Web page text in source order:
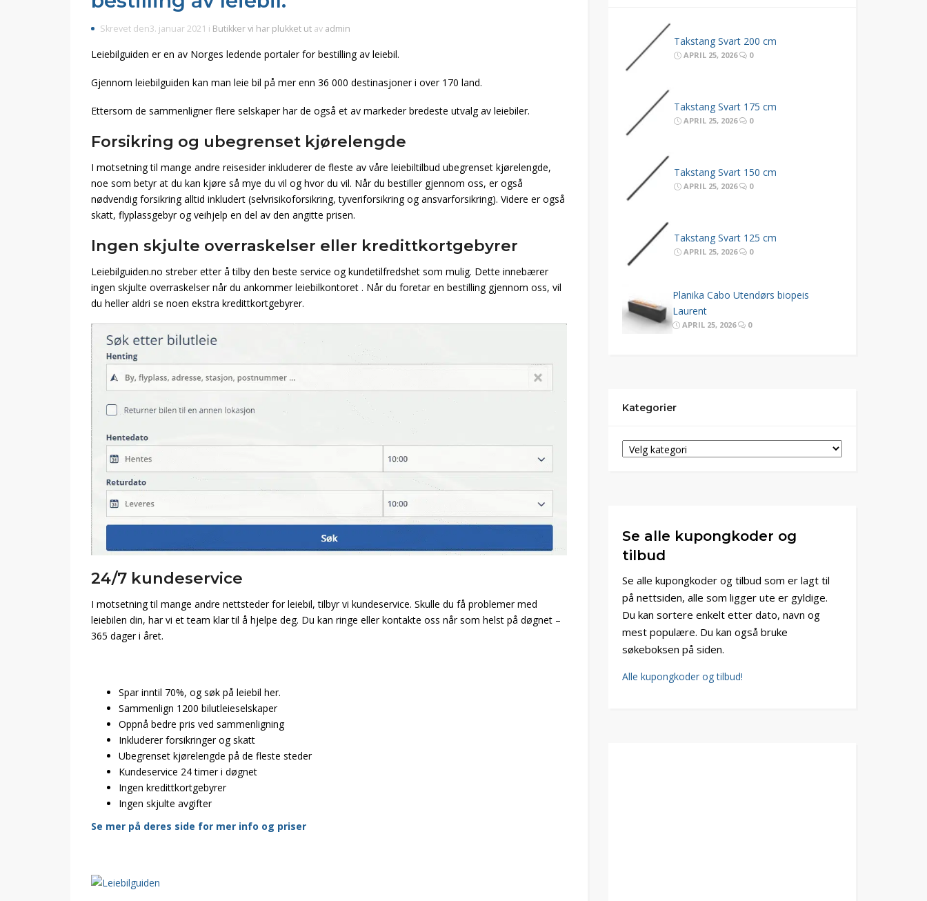
Skrevet den3. januar 2021 i Butikker vi har plukket ut av admin
Leiebilguiden er en av Norges ledende portaler for bestilling av leiebil.
Gjennom leiebilguiden kan man leie bil på mer enn 36 000 destinasjoner i over 170 land.
Ettersom de sammenligner flere selskaper har de også et av markeder bredeste utvalg av leiebiler.
Forsikring og ubegrenset kjørelengde
I motsetning til mange andre reisesider inkluderer de fleste av våre leiebiltilbud ubegrenset kjørelengde,
noe som betyr at du kan kjøre så mye du vil og hvor du vil. Når du bestiller gjennom oss, er også
nødvendig forsikring alltid inkludert (selvrisikoforsikring, tyveriforsikring og ansvarforsikring). Videre er også
skatt, flyplassgebyr og veihjelp en del av den angitte prisen.
Ingen skjulte overraskelser eller kredittkortgebyrer
Leiebilguiden.no streber etter å tilby den beste service og kundetilfredshet som mulig. Dette innebærer
ingen skjulte overraskelser når du ankommer leiebilkontoret . Når du foretar en bestilling gjennom oss, vil
du heller aldri se noen ekstra kredittkortgebyrer.
24/7 kundeservice
I motsetning til mange andre nettsteder for leiebil, tilbyr vi kundeservice. Skulle du få problemer med
leiebilen din, har vi et team klar til å hjelpe deg. Du kan ringe eller kontakte oss når som helst på døgnet –
365 dager i året.
Spar inntil 70%, og søk på leiebil her.
Sammenlign 1200 bilutleieselskaper
Oppnå bedre pris ved sammenligning
Inkluderer forsikringer og skatt
Ubegrenset kjørelengde på de fleste steder
Kundeservice 24 timer i døgnet
Ingen kredittkortgebyrer
Ingen skjulte avgifter
Se mer på deres side for mer info og priser
Takstang Svart 200 cm
APRIL 25, 2026 0
Takstang Svart 175 cm
APRIL 25, 2026 0
Takstang Svart 150 cm
APRIL 25, 2026 0
Takstang Svart 125 cm
APRIL 25, 2026 0
Planika Cabo Utendørs biopeis
Laurent
APRIL 25, 2026 0
Kategorier
Se alle kupongkoder og
tilbud
Se alle kupongkoder og tilbud som er lagt til
på nettsiden, alle som ligger ute er gyldige.
Du kan sortere enkelt etter dato, navn og
mest populære. Du kan også bruke
søkeboksen på siden.
Alle kupongkoder og tilbud!